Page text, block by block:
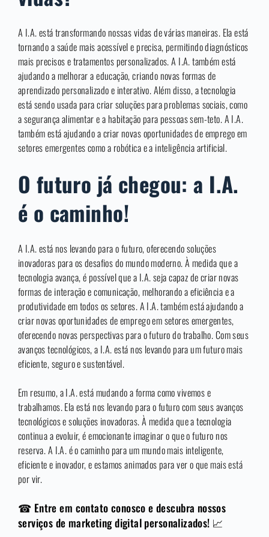
A I.A. está transformando nossas vidas de várias maneiras. Ela está
tornando a saúde mais acessível e precisa, permitindo diagnósticos
mais precisos e tratamentos personalizados. A I.A. também está
ajudando a melhorar a educação, criando novas formas de
aprendizado personalizado e interativo. Além disso, a tecnologia
está sendo usada para criar soluções para problemas sociais, como
a segurança alimentar e a habitação para pessoas sem-teto. A I.A.
também está ajudando a criar novas oportunidades de emprego em
setores emergentes como a robótica e a inteligência artificial.
O futuro já chegou: a I.A.
é o caminho!
A I.A. está nos levando para o futuro, oferecendo soluções
inovadoras para os desafios do mundo moderno. À medida que a
tecnologia avança, é possível que a I.A. seja capaz de criar novas
formas de interação e comunicação, melhorando a eficiência e a
produtividade em todos os setores. A I.A. também está ajudando a
criar novas oportunidades de emprego em setores emergentes,
oferecendo novas perspectivas para o futuro do trabalho. Com seus
avanços tecnológicos, a I.A. está nos levando para um futuro mais
eficiente, seguro e sustentável.
Em resumo, a I.A. está mudando a forma como vivemos e
trabalhamos. Ela está nos levando para o futuro com seus avanços
tecnológicos e soluções inovadoras. À medida que a tecnologia
continua a evoluir, é emocionante imaginar o que o futuro nos
reserva. A I.A. é o caminho para um mundo mais inteligente,
eficiente e inovador, e estamos animados para ver o que mais está
por vir.
☎ Entre em contato conosco e descubra nossos
serviços de marketing digital personalizados! 📈